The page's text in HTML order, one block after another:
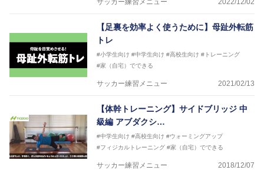
サッカー練習メニュー 2022/12/02
【足裏を効率よく使うために】母趾外転筋
トレ
#小学生向け #中学生向け #高校生向け #トレーニング
#家（自宅）でできる
サッカー練習メニュー 2021/02/13
【体幹トレーニング】サイドブリッジ 中
級編 アブダクシ…
#中学生向け #高校生向け #ウォーミングアップ
#フィジカルトレーニング #家（自宅）でできる
サッカー練習メニュー 2018/12/07